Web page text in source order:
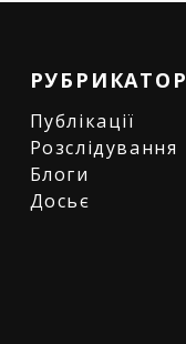
РУБРИКАТОР
Публікації
Розслідування
Блоги
Досьє